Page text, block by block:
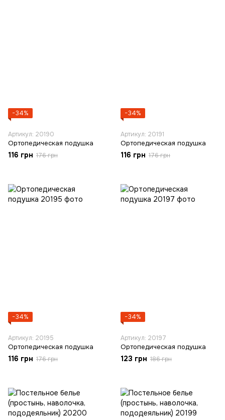
−34%
Артикул: 20190
Ортопедическая подушка
116 грн 176 грн
−34%
Артикул: 20191
Ортопедическая подушка
116 грн 176 грн
−34%
Артикул: 20195
Ортопедическая подушка
116 грн 176 грн
−34%
Артикул: 20197
Ортопедическая подушка
123 грн 186 грн